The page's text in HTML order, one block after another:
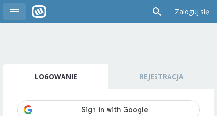
Zaloguj się
LOGOWANIE REJESTRACJA